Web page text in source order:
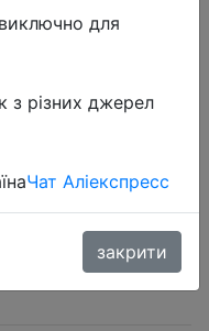
Action
Night
для
з різних джерел
Чат Аліекспресс
закрити